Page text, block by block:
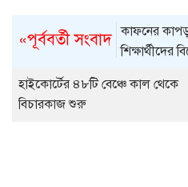
«পূর্ববর্তী সংবাদ কাফনের
শিক্ষার্থীদের
হাইকোর্টের ৪৮টি বেঞ্চে কাল থেকে
বিচারকাজ শুরু